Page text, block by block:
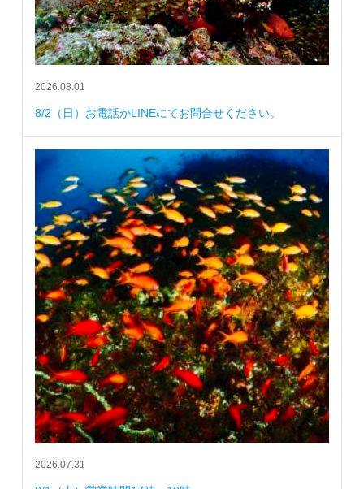
2026.08.01
8/2（日）お電話かLINEにてお問合せください。
2026.07.31